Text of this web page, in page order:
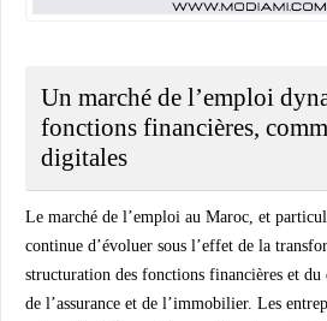
Un marché de l’emploi
fonctions financières,
digitales
Le marché de l’emploi au Maroc, et
continue d’évoluer sous l’effet de la
structuration des fonctions financières et du
de l’assurance et de l’immobilier. Les